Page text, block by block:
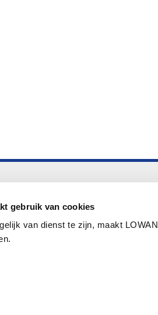
gebruik van cookies
van dienst te zijn, maakt